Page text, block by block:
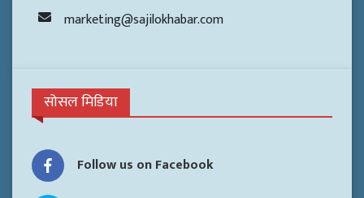
marketing@sajilokhabar.com
सोसल मिडिया
Follow us on Facebook